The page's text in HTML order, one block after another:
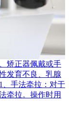
矫正器佩戴或手
发育不良、乳腺
、手法牵拉：对于
牵拉。操作时用